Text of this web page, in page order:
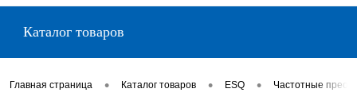
Каталог товаров
Главная страница • Каталог товаров • ESQ • Частотные